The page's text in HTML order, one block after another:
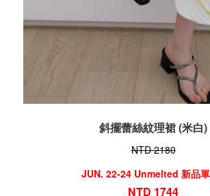
斜擺蕾絲紋理裙 (米白)
NTD 2180
JUN. 22-24 Unmelted 新品
NTD 1744